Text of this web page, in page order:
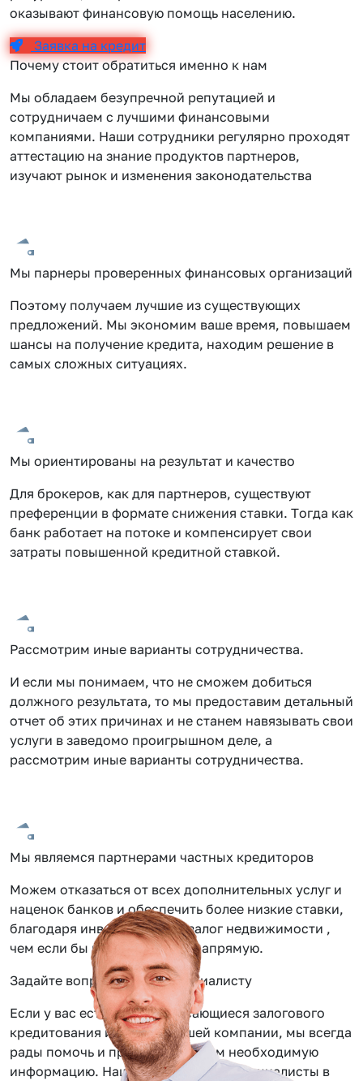
оказывают финансовую помощь населению.
Заявка на кредит
Почему стоит обратиться именно к нам
Мы обладаем безупречной репутацией и
сотрудничаем с лучшими финансовыми
компаниями. Наши сотрудники регулярно проходят
аттестацию на знание продуктов партнеров,
изучают рынок и изменения законодательства
Мы парнеры проверенных финансовых организаций
Поэтому получаем лучшие из существующих
предложений. Мы экономим ваше время, повышаем
шансы на получение кредита, находим решение в
самых сложных ситуациях.
Мы ориентированы на результат и качество
Для брокеров, как для партнеров, существуют
преференции в формате снижения ставки. Тогда как
банк работает на потоке и компенсирует свои
затраты повышенной кредитной ставкой.
Рассмотрим иные варианты сотрудничества.
И если мы понимаем, что не сможем добиться
должного результата, то мы предоставим детальный
отчет об этих причинах и не станем навязывать свои
услуги в заведомо проигрышном деле, а
рассмотрим иные варианты сотрудничества.
Мы являемся партнерами частных кредиторов
Можем отказаться от всех дополнительных услуг и
наценок банков и обеспечить более низкие ставки,
благодаря инвестиции под залог недвижимости ,
чем если бы вы обращались напрямую.
Задайте вопрос нашему специалисту
Если у вас есть вопросы касающиеся залогового
кредитования или услуг нашей компании, мы всегда
рады помочь и предоставить вам необходимую
информацию. Наши сотрудники — специалисты в